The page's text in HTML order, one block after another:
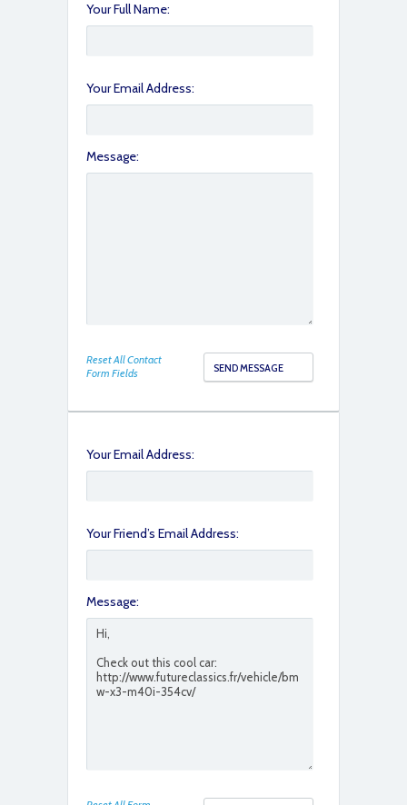
IMG_6705
IMG_6704
IMG_6703
Your Full Name:
Your Email Address:
Message:
Reset All Contact
Form Fields
Your Email Address:
Your Friend’s Email Address:
Message: